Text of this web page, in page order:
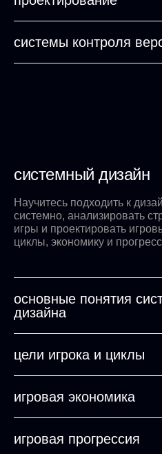
системы контроля
системный дизайн
Научитесь подходить к
системно, анализировать
игры и проектировать
циклы, экономику и
основные понятия
дизайна
цели игрока и циклы
игровая экономика
игровая прогрессия